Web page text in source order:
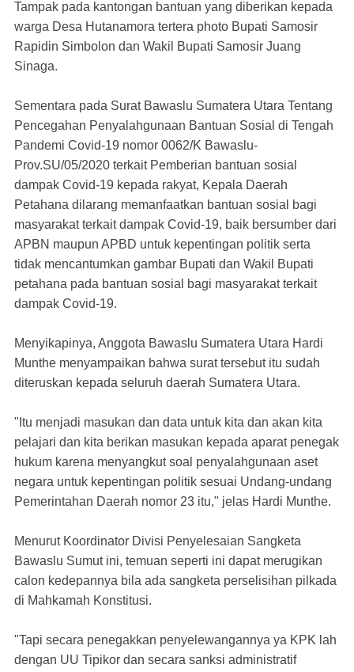
Tampak pada kantongan bantuan yang diberikan kepada
warga Desa Hutanamora tertera photo Bupati Samosir
Rapidin Simbolon dan Wakil Bupati Samosir Juang
Sinaga.
Sementara pada Surat Bawaslu Sumatera Utara Tentang
Pencegahan Penyalahgunaan Bantuan Sosial di Tengah
Pandemi Covid-19 nomor 0062/K Bawaslu-
Prov.SU/05/2020 terkait Pemberian bantuan sosial
dampak Covid-19 kepada rakyat, Kepala Daerah
Petahana dilarang memanfaatkan bantuan sosial bagi
masyarakat terkait dampak Covid-19, baik bersumber dari
APBN maupun APBD untuk kepentingan politik serta
tidak mencantumkan gambar Bupati dan Wakil Bupati
petahana pada bantuan sosial bagi masyarakat terkait
dampak Covid-19.
Menyikapinya, Anggota Bawaslu Sumatera Utara Hardi
Munthe menyampaikan bahwa surat tersebut itu sudah
diteruskan kepada seluruh daerah Sumatera Utara.
"Itu menjadi masukan dan data untuk kita dan akan kita
pelajari dan kita berikan masukan kepada aparat penegak
hukum karena menyangkut soal penyalahgunaan aset
negara untuk kepentingan politik sesuai Undang-undang
Pemerintahan Daerah nomor 23 itu," jelas Hardi Munthe.
Menurut Koordinator Divisi Penyelesaian Sangketa
Bawaslu Sumut ini, temuan seperti ini dapat merugikan
calon kedepannya bila ada sangketa perselisihan pilkada
di Mahkamah Konstitusi.
"Tapi secara penegakkan penyelewangannya ya KPK lah
dengan UU Tipikor dan secara sanksi administratif